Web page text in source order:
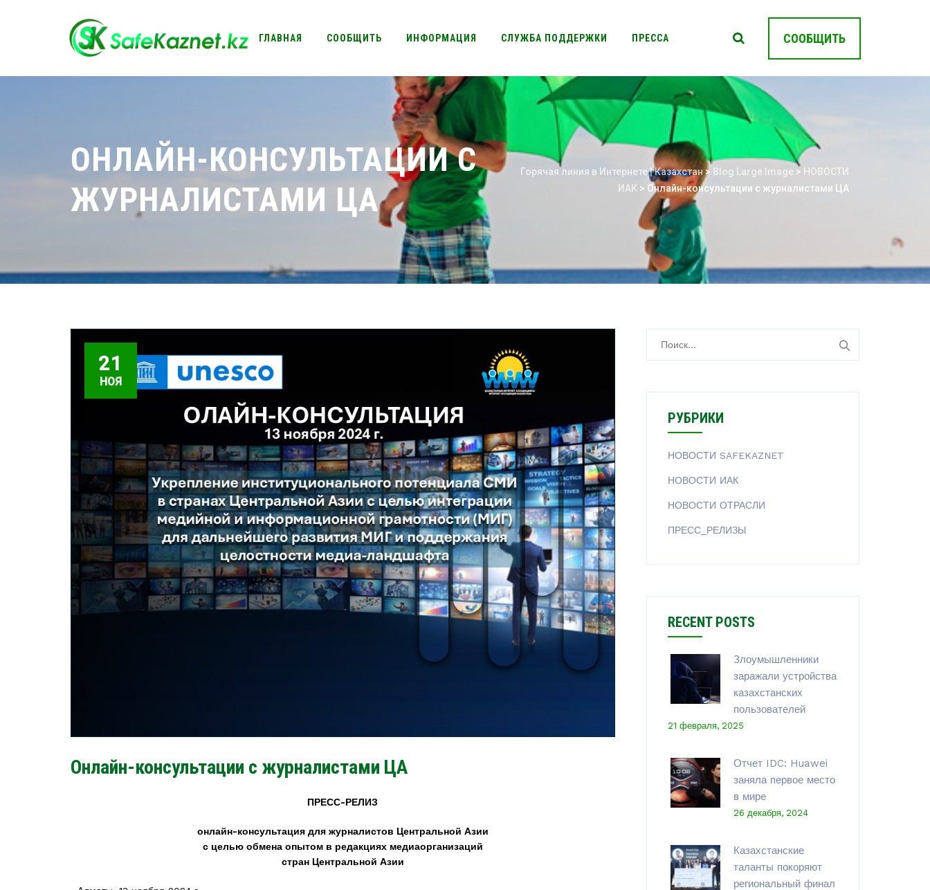
ГЛАВНАЯ СООБЩИТЬ ИНФОРМАЦИЯ СЛУЖБА ПОДДЕРЖКИ ПРЕССА СООБЩИТЬ
ОНЛАЙН-КОНСУЛЬТАЦИИ С
ЖУРНАЛИСТАМИ ЦА
Горячая линия в Интернете | Казахстан> Blog Large Image > НОВОСТИ
ИАК > Онлайн-консультации с журналистами ЦА
21
НОЯ
Онлайн-консультации с журналистами ЦА
ПРЕСС-РЕЛИЗ
онлайн-консультация для журналистов Центральной Азии
с целью обмена опытом в редакциях медиаорганизаций
стран Центральной Азии
РУБРИКИ
НОВОСТИ SAFEKAZNET
НОВОСТИ ИАК
НОВОСТИ ОТРАСЛИ
ПРЕСС_РЕЛИЗЫ
RECENT POSTS
Злоумышленники
заражали устройства
казахстанских
пользователей
21 февраля, 2025
Отчет IDC: Huawei
заняла первое место
в мире
26 декабря, 2024
Казахстанские
таланты покоряют
региональный финал